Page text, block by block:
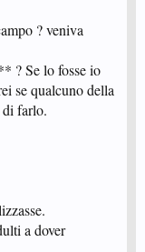
? veniva
? Se lo fosse io
se qualcuno della
di farlo.
a dover